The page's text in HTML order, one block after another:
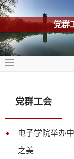
党群
党群工会
电子学院举办
之美